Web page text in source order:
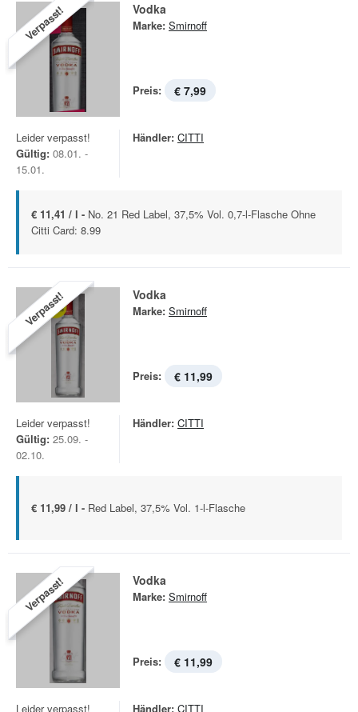
Verpasst! Vodka
Marke: Smirnoff
Preis: € 7,99
Leider verpasst!
Gültig: 08.01. -
15.01.
Händler: CITTI
€ 11,41 / l - No. 21 Red Label, 37,5% Vol. 0,7-l-Flasche Ohne
Citti Card: 8.99
Verpasst! Vodka
Marke: Smirnoff
Preis: € 11,99
Leider verpasst!
Gültig: 25.09. -
02.10.
Händler: CITTI
€ 11,99 / l - Red Label, 37,5% Vol. 1-l-Flasche
Verpasst! Vodka
Marke: Smirnoff
Preis: € 11,99
Leider verpasst!
Händler: CITTI